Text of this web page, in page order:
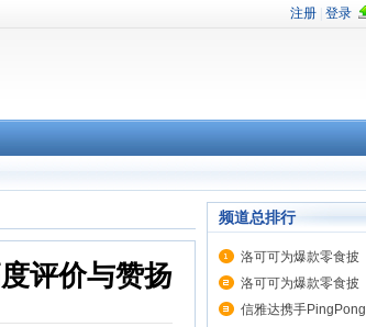
评价与赞扬
频道总排行
洛可可为爆款零食披
洛可可为爆款零食披
信雅达携手PingPong